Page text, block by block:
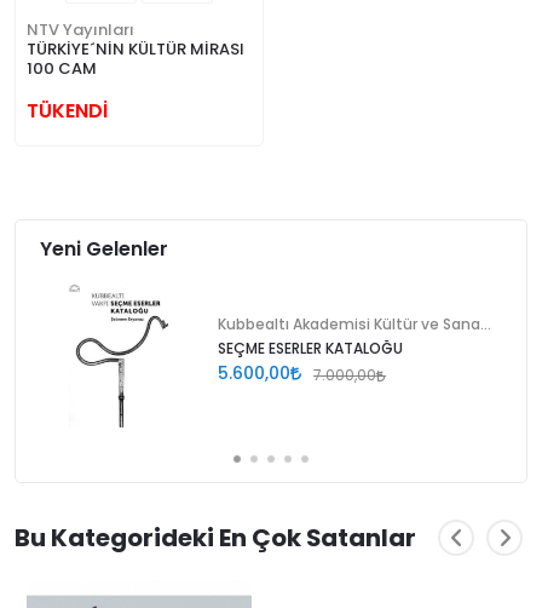
NTV Yayınları
TÜRKİYE´NİN KÜLTÜR MİRASI
100 CAM
TÜKENDİ
Yeni Gelenler
SEÇME ESERLER KATALOĞU
5.600,00 7.000,00
Bu Kategorideki En Çok Satanlar